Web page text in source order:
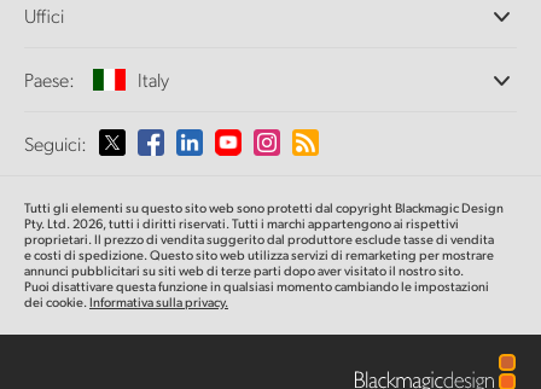
Acquisizione e riproduzione
Conversione di standard
Monitoraggio
Archiviazione in rete
Routing e distribuzione
Streaming e codifica
Uffici
Chi siamo
Media
Paese: Italy
Seleziona un Paese
Australia
Austria
Seguici:
Tutti gli elementi su questo sito web sono protetti dal copyright Blackmagic Design
Pty. Ltd. 2026, tutti i diritti riservati. Tutti i marchi appartengono ai rispettivi
proprietari. Il prezzo di vendita suggerito dal produttore esclude tasse di vendita
e costi di spedizione. Questo sito web utilizza servizi di remarketing per mostrare
annunci pubblicitari su siti web di terze parti dopo aver visitato il nostro sito.
Puoi disattivare questa funzione in qualsiasi momento cambiando le impostazioni
dei cookie.Informativa sulla privacy.